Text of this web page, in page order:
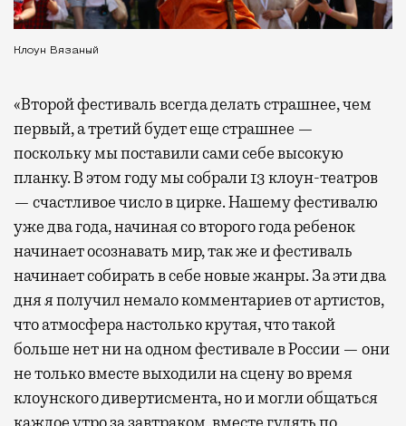
Клоун Вязаный
«Второй фестиваль всегда делать страшнее, чем
первый, а третий будет еще страшнее —
поскольку мы поставили сами себе высокую
планку. В этом году мы собрали 13 клоун-театров
— счастливое число в цирке. Нашему фестивалю
уже два года, начиная со второго года ребенок
начинает осознавать мир, так же и фестиваль
начинает собирать в себе новые жанры. За эти два
дня я получил немало комментариев от артистов,
что атмосфера настолько крутая, что такой
больше нет ни на одном фестивале в России — они
не только вместе выходили на сцену во время
клоунского дивертисмента, но и могли общаться